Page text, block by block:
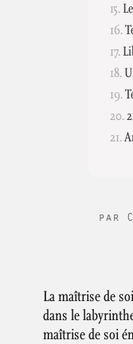
par
La maîtrise de
dans le
maîtrise de soi